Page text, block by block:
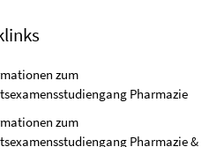
zum
Pharmazie
zum
Pharmazie &